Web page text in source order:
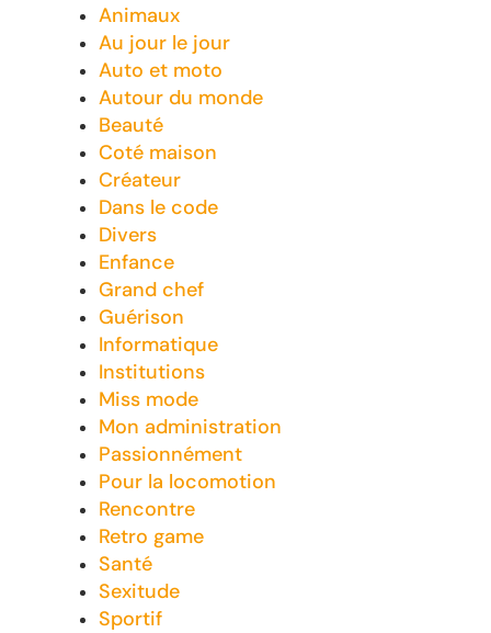
Animaux
Au jour le jour
Auto et moto
Autour du monde
Beauté
Coté maison
Créateur
Dans le code
Divers
Enfance
Grand chef
Guérison
Informatique
Institutions
Miss mode
Mon administration
Passionnément
Pour la locomotion
Rencontre
Retro game
Santé
Sexitude
Sportif